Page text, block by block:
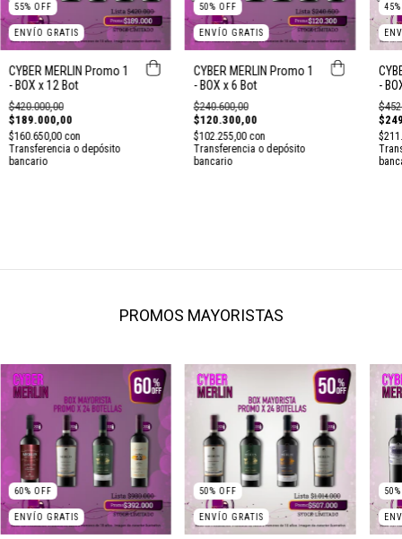
55% OFF
ENVÍO GRATIS
CYBER MERLIN Promo 1
- BOX x 12 Bot
$420.000,00
$189.000,00
$160.650,00 con
Transferencia o depósito
bancario
50% OFF
ENVÍO GRATIS
CYBER MERLIN Promo 1
- BOX x 6 Bot
$240.600,00
$120.300,00
$102.255,00 con
Transferencia o depósito
bancario
45
-
PROMOS MAYORISTAS
60% OFF
ENVÍO GRATIS
50% OFF
ENVÍO GRATIS
50